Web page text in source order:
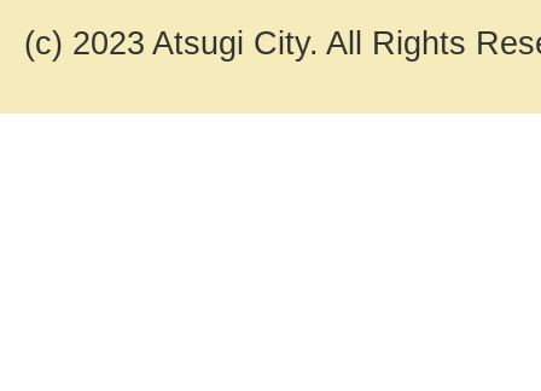
(c) 2023 Atsugi City. All Rights